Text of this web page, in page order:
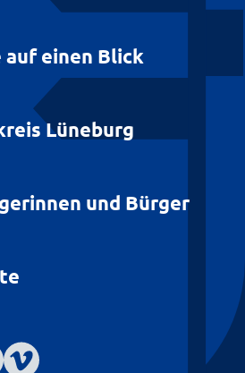
einen Blick
Lüneburg
und Bürger